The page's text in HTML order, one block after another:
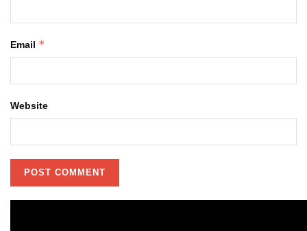
Email *
Website